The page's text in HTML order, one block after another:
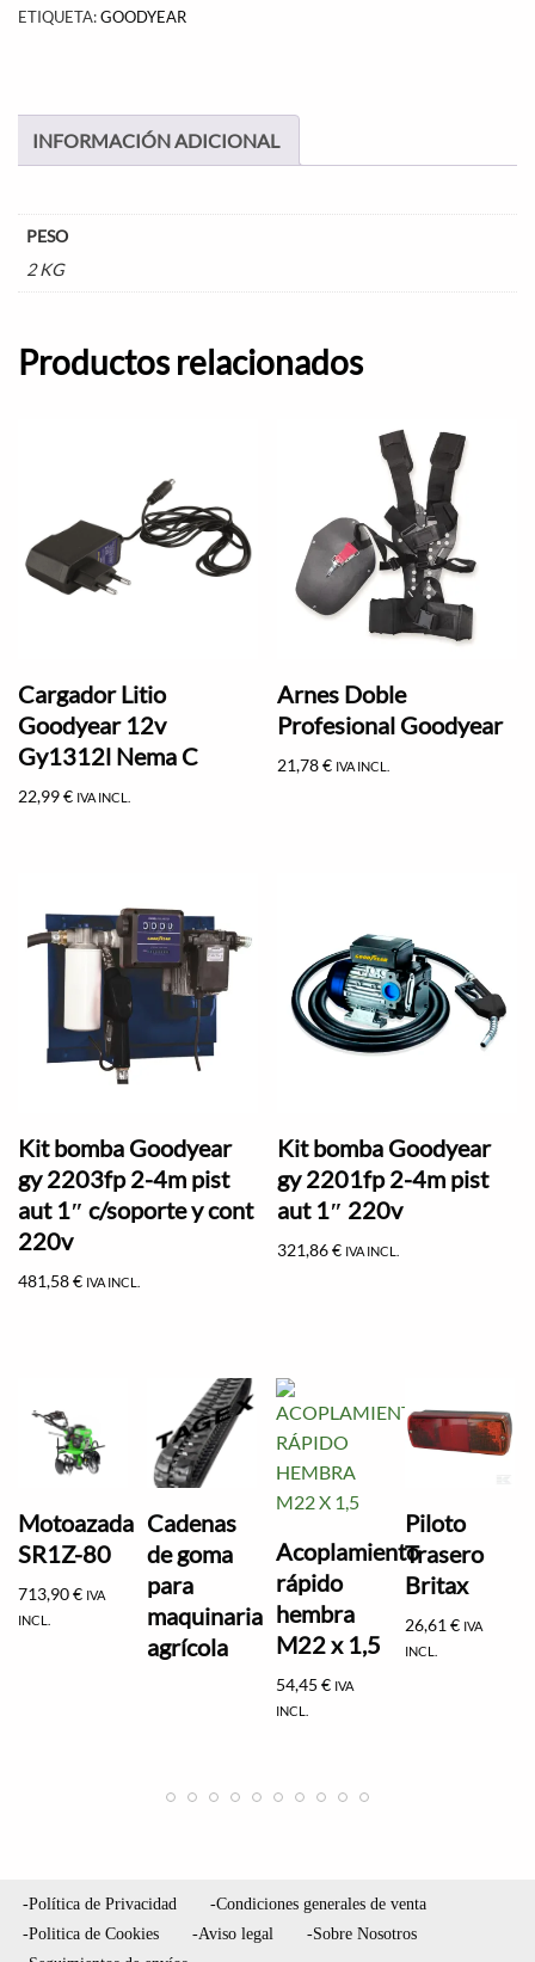
ETIQUETA:GOODYEAR
INFORMACIÓN ADICIONAL
PESO
2 KG
Productos relacionados
Cargador Litio
Goodyear 12v
Gy1312l Nema C
22,99€ IVA INCL.
Arnes Doble
Profesional Goodyear
21,78€ IVA INCL.
Kit bomba Goodyear
gy 2203fp 2-4m pist
aut 1″ c/soporte y cont
220v
481,58€ IVA INCL.
Kit bomba Goodyear
gy 2201fp 2-4m pist
aut 1″ 220v
321,86€ IVA INCL.
Motoazada
SR1Z-80
713,90€ IVA
INCL.
Cadenas
de goma
para
maquinaria
agrícola
Acoplamiento
rápido
hembra
M22 x 1,5
54,45€ IVA
INCL.
Piloto
Trasero
Britax
26,61€ IVA
INCL.
-Política de Privacidad
-Condiciones generales de venta
-Politica de Cookies
-Aviso legal
-Sobre Nosotros